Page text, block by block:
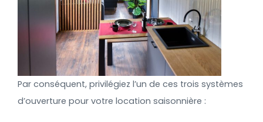
Par conséquent, privilégiez l’un de ces trois systèmes
d’ouverture pour votre location saisonnière :